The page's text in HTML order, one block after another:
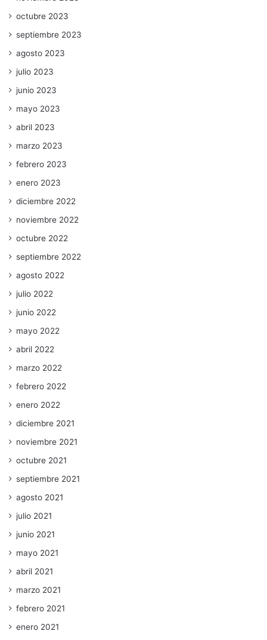
octubre 2023
septiembre 2023
agosto 2023
julio 2023
junio 2023
mayo 2023
abril 2023
marzo 2023
febrero 2023
enero 2023
diciembre 2022
noviembre 2022
octubre 2022
septiembre 2022
agosto 2022
julio 2022
junio 2022
mayo 2022
abril 2022
marzo 2022
febrero 2022
enero 2022
diciembre 2021
noviembre 2021
octubre 2021
septiembre 2021
agosto 2021
julio 2021
junio 2021
mayo 2021
abril 2021
marzo 2021
febrero 2021
enero 2021